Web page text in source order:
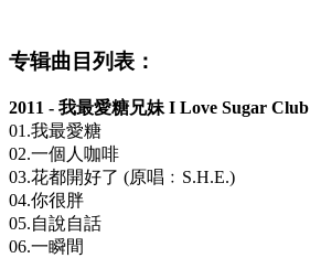
专辑曲目列表：
2011 - 我最愛糖兄妹 I Love Sugar Club
01.我最愛糖
02.一個人咖啡
03.花都開好了 (原唱﹕S.H.E.)
04.你很胖
05.自說自話
06.一瞬間